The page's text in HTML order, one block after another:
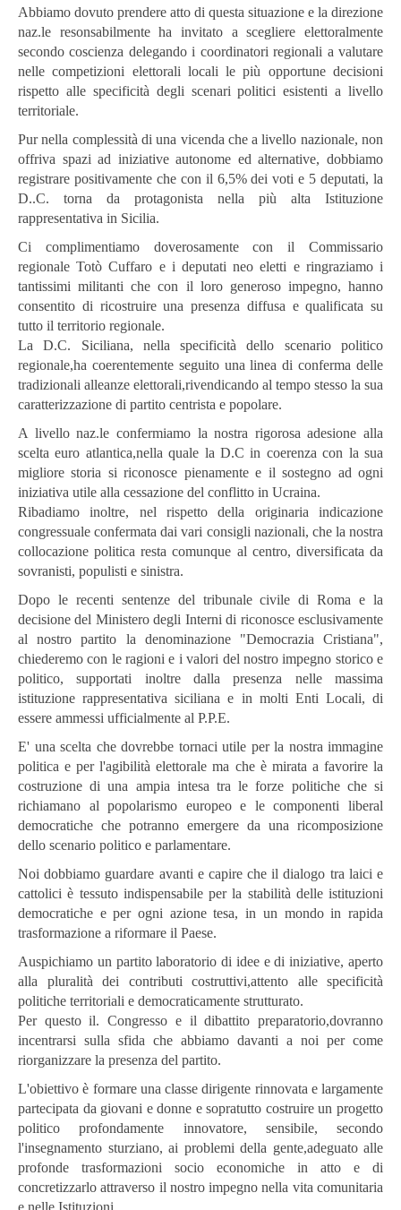
Abbiamo dovuto prendere atto di questa situazione e la direzione
naz.le resonsabilmente ha invitato a scegliere elettoralmente
secondo coscienza delegando i coordinatori regionali a valutare
nelle competizioni elettorali locali le più opportune decisioni
rispetto alle specificità degli scenari politici esistenti a livello
territoriale.
Pur nella complessità di una vicenda che a livello nazionale, non
offriva spazi ad iniziative autonome ed alternative, dobbiamo
registrare positivamente che con il 6,5% dei voti e 5 deputati, la
D..C. torna da protagonista nella più alta Istituzione
rappresentativa in Sicilia.
Ci complimentiamo doverosamente con il Commissario
regionale Totò Cuffaro e i deputati neo eletti e ringraziamo i
tantissimi militanti che con il loro generoso impegno, hanno
consentito di ricostruire una presenza diffusa e qualificata su
tutto il territorio regionale.
La D.C. Siciliana, nella specificità dello scenario politico
regionale,ha coerentemente seguito una linea di conferma delle
tradizionali alleanze elettorali,rivendicando al tempo stesso la sua
caratterizzazione di partito centrista e popolare.
A livello naz.le confermiamo la nostra rigorosa adesione alla
scelta euro atlantica,nella quale la D.C in coerenza con la sua
migliore storia si riconosce pienamente e il sostegno ad ogni
iniziativa utile alla cessazione del conflitto in Ucraina.
Ribadiamo inoltre, nel rispetto della originaria indicazione
congressuale confermata dai vari consigli nazionali, che la nostra
collocazione politica resta comunque al centro, diversificata da
sovranisti, populisti e sinistra.
Dopo le recenti sentenze del tribunale civile di Roma e la
decisione del Ministero degli Interni di riconosce esclusivamente
al nostro partito la denominazione "Democrazia Cristiana",
chiederemo con le ragioni e i valori del nostro impegno storico e
politico, supportati inoltre dalla presenza nelle massima
istituzione rappresentativa siciliana e in molti Enti Locali, di
essere ammessi ufficialmente al P.P.E.
E' una scelta che dovrebbe tornaci utile per la nostra immagine
politica e per l'agibilità elettorale ma che è mirata a favorire la
costruzione di una ampia intesa tra le forze politiche che si
richiamano al popolarismo europeo e le componenti liberal
democratiche che potranno emergere da una ricomposizione
dello scenario politico e parlamentare.
Noi dobbiamo guardare avanti e capire che il dialogo tra laici e
cattolici è tessuto indispensabile per la stabilità delle istituzioni
democratiche e per ogni azione tesa, in un mondo in rapida
trasformazione a riformare il Paese.
Auspichiamo un partito laboratorio di idee e di iniziative, aperto
alla pluralità dei contributi costruttivi,attento alle specificità
politiche territoriali e democraticamente strutturato.
Per questo il. Congresso e il dibattito preparatorio,dovranno
incentrarsi sulla sfida che abbiamo davanti a noi per come
riorganizzare la presenza del partito.
L'obiettivo è formare una classe dirigente rinnovata e largamente
partecipata da giovani e donne e sopratutto costruire un progetto
politico profondamente innovatore, sensibile, secondo
l'insegnamento sturziano, ai problemi della gente,adeguato alle
profonde trasformazioni socio economiche in atto e di
concretizzarlo attraverso il nostro impegno nella vita comunitaria
e nelle Istituzioni.